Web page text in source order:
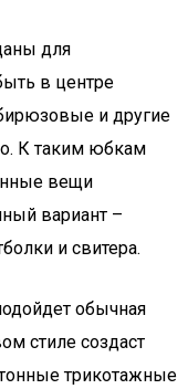
для
в центре
и другие
К таким юбкам
вещи
вариант –
и свитера.
обычная
стиле создаст
трикотажные